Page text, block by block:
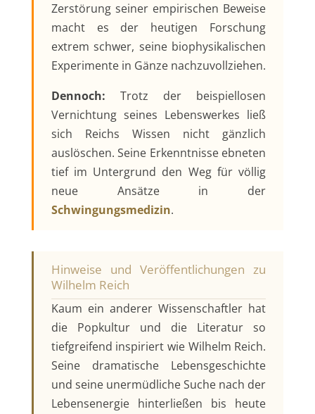
Zerstörung seiner empirischen Beweise
macht es der heutigen Forschung
extrem schwer, seine biophysikalischen
Experimente in Gänze nachzuvollziehen.
Dennoch: Trotz der beispiellosen
Vernichtung seines Lebenswerkes ließ
sich Reichs Wissen nicht gänzlich
auslöschen. Seine Erkenntnisse ebneten
tief im Untergrund den Weg für völlig
neue Ansätze in der
Schwingungsmedizin.
Hinweise und Veröffentlichungen zu
Wilhelm Reich
Kaum ein anderer Wissenschaftler hat
die Popkultur und die Literatur so
tiefgreifend inspiriert wie Wilhelm Reich.
Seine dramatische Lebensgeschichte
und seine unermüdliche Suche nach der
Lebensenergie hinterließen bis heute